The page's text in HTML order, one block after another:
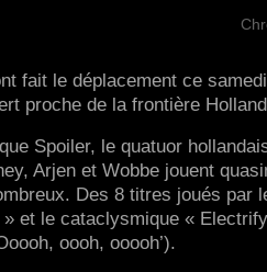
fait le déplacement ce
proche de la frontière
Spoiler, le quatuor
Arjen et Wobbe jouent
Des 8 titres joués par
et le cataclysmique «
oooh, ooooh’).